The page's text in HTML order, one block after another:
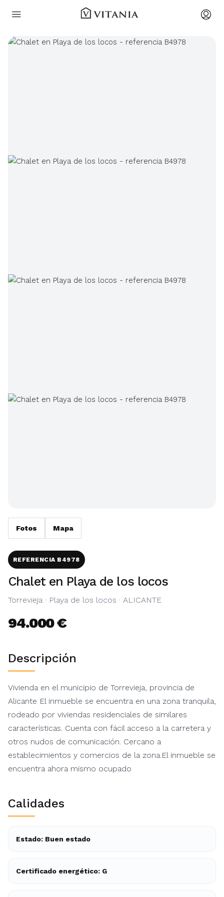
Fotos Mapa
REFERENCIA B4978
Chalet en Playa de los locos
Torrevieja · Playa de los locos · ALICANTE
94.000 €
Descripción
Vivienda en el municipio de Torrevieja, provincia de
Alicante El inmueble se encuentra en una zona tranquila,
rodeado por viviendas residenciales de similares
características. Cuenta con fácil acceso a la carretera y
otros nudos de comunicación. Cercano a
establecimientos y comercios de la zona.El inmueble se
encuentra ahora mismo ocupado
Calidades
Estado: Buen estado
Certificado energético: G